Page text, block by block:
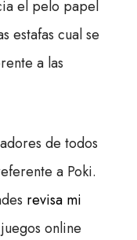
el pelo papel
estafas cual se
a las
de todos
a Poki.
revisa mi
online